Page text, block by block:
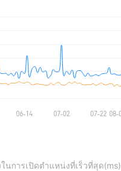
ในการเปิดตำแหน่งที่เร็วที่สุด(ms)